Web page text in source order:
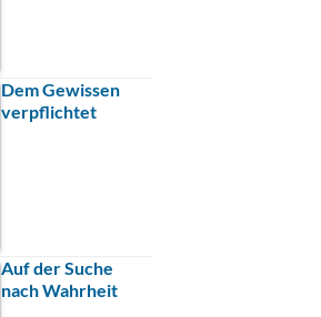
Dem Gewissen
verpflichtet
Auf der Suche
nach Wahrheit